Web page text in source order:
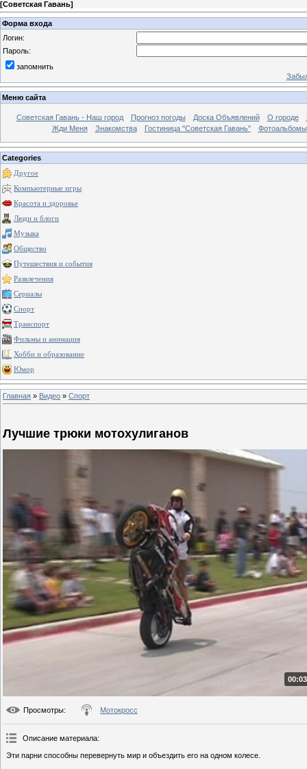
[Советская Гавань]
Форма входа
Логин:
Пароль:
запомнить
Меню сайта
Советская Гавань - Наш город Прогноз погоды Доска Объявлений О городе
Жди Меня
Знакомства Гостиница "Советская Гавань" Фотоальбомы
Categories
Другое
Компьютерные игры
Красота и здоровье
Люди и блоги
Музыка
Общество
Путешествия и события
Развлечения
Сериалы
Спорт
Транспорт
Фильмы и анимация
Хобби и образование
Юмор
Главная » Видео » Спорт
Лучшие трюки мотохулиганов
Просмотры: Мотокросс
Описание материала:
Эти парни способны перевернуть мир и объездить его на одном колесе.